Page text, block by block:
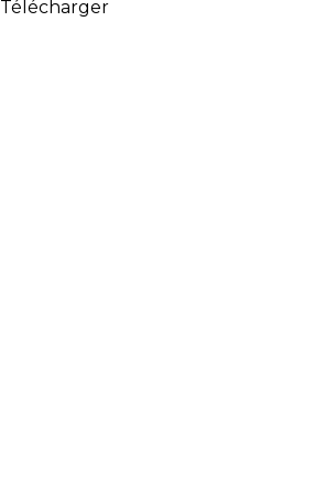
Télécharger